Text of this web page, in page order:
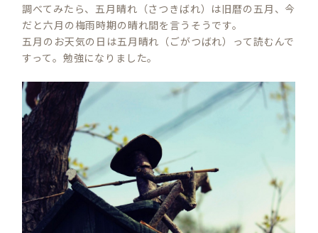
調べてみたら、五月晴れ（さつきばれ）は旧暦の五月、今
だと六月の梅雨時期の晴れ間を言うそうです。
五月のお天気の日は五月晴れ（ごがつばれ）って読むんで
すって。勉強になりました。